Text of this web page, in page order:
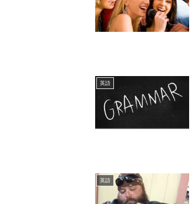
英語
英語